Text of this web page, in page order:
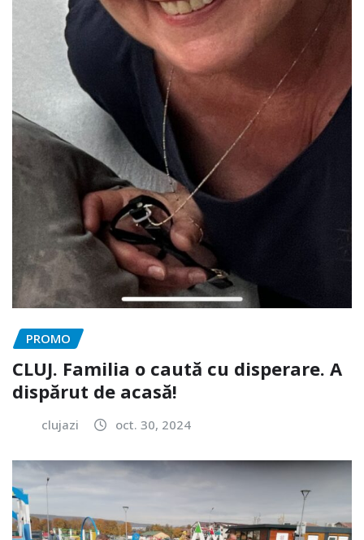
PROMO
CLUJ. Familia o caută cu disperare. A
dispărut de acasă!
clujazi oct. 30, 2024